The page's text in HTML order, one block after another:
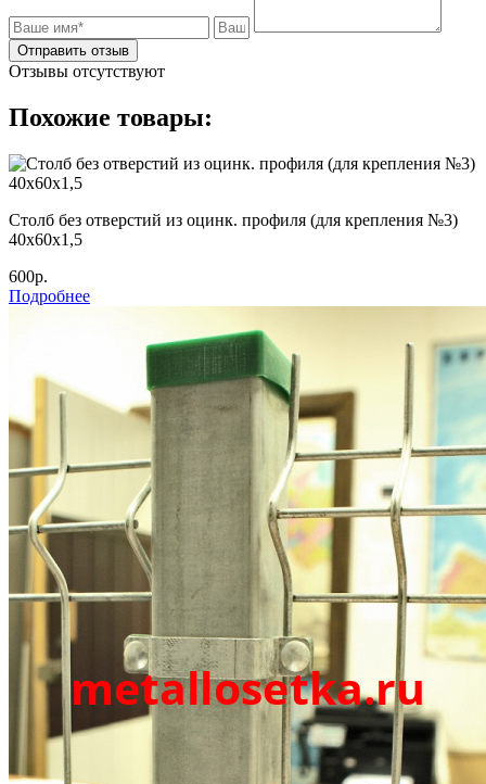
Отправить отзыв
Отзывы отсутствуют
Похожие товары:
Столб без отверстий из оцинк. профиля (для крепления №3)
40х60х1,5
600р.
Подробнее